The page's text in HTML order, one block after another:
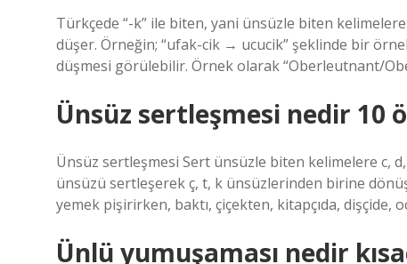
Türkçede “-k” ile biten, yani ünsüzle biten
düşer. Örneğin; “ufak-cik → ucucik” şeklinde bir
düşmesi görülebilir. Örnek olarak “Oberleutnant/
Ünsüz sertleşmesi nedir 10
Ünsüz sertleşmesi Sert ünsüzle biten kelimelere c,
ünsüzü sertleşerek ç, t, k ünsüzlerinden birine
yemek pişirirken, baktı, çiçekten, kitapçıda, dişçide,
Ünlü yumuşaması nedir